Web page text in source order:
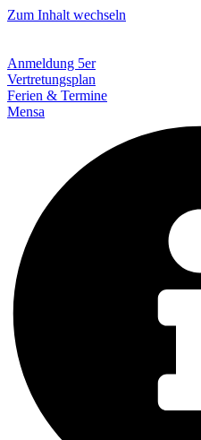
Zum Inhalt wechseln
Anmeldung 5er
Vertretungsplan
Ferien & Termine
Mensa